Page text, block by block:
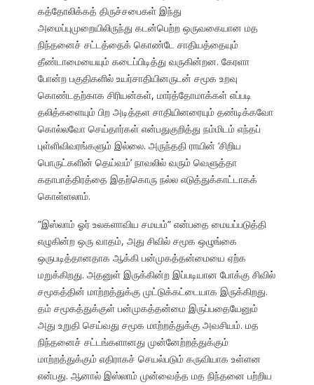
கத்தோலிக்கத் திருச்சபைகள் இந்து
அமைப்புமுறையிலிருந்து கடன்பெற்ற ஒருவகையான மத
நிந்தனைச் சட்டத்தைக் கொண்டே சாதியத்தையும்
தீண்டாமையையும் கடைப்பிடித்து வருகின்றன. கேரளா
போன்ற பகுதிகளில் உயர்சாதியினருடன் சமூக உறவு
கொண்டதற்காக சிரியன்கள், மார்த்தோமாக்கள் எப்படி
தலித்களையும் பிற அடித்தள சாதியினரையும் தண்டிக்கவோ
கொல்லவோ செய்தார்கள் என்பதுகுறித்து நம்மிடம் எந்தப்
புள்ளிவிவரங்களும் இல்லை. அருந்ததி ராயின் ‘சிறிய
பொருட்களின் தெய்வம்’ நாவலில் வரும் வெளுத்தா
கதாபாத்திரத்தை இதற்கொரு நல்ல எடுத்துக்காட்டாகக்
கொள்ளலாம்.
”இஸ்லாம் ஓர் உலகளாவிய சமயம்” என்பதை மையப்படுத்தி
எழுகின்ற ஒரு வாதம், அது சிவில் சமூக ஒழுங்கை
ஒருபடித்தானதாக ஆக்கி பன்முகத்தன்மையை ஏற்க
மறுக்கிறது. அதனுள் இருக்கின்ற இப்படியான போக்கு சிவில்
சமூகத்தின் மாற்றத்துக்கு முட்டுக்கட்டையாக இருக்கிறது.
தம் சமூகத்துக்குள் பன்முகத்தன்மை இருப்பதையேனும்
அது உறுதி செய்வது சமூக மாற்றத்துக்கு அவசியம். மத
நிந்தனைச் சட்டங்களானது முன்னேற்றத்துக்கும்
மாற்றத்துக்கும் எதிராகச் செயல்படும் கருவியாக உள்ளன
என்பது. ஆனால் இஸ்லாம் முன்வைத்த மத நிந்தனை பற்றிய